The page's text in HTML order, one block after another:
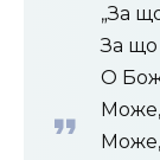
„За
За що
О